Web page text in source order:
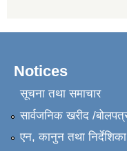
Notices
सूचना तथा समाचार
सार्वजनिक खरीद /
एन, कानुन तथा निर्देशिका